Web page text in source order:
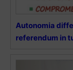
Autonomia
referendum in